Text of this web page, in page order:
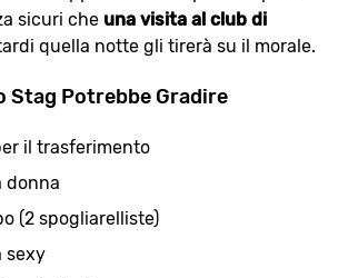
sicuri che una visita al club di
quella notte gli tirerà su il morale.
Stag Potrebbe Gradire
il trasferimento
donna
(2 spogliarelliste)
sexy